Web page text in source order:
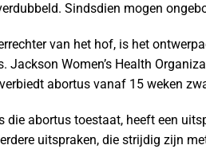
Sindsdien mogen
van het hof, is het
Jackson Women’s Health
abortus vanaf 15 weken
die abortus toestaat, heeft een
uitspraken, die strijdig zijn